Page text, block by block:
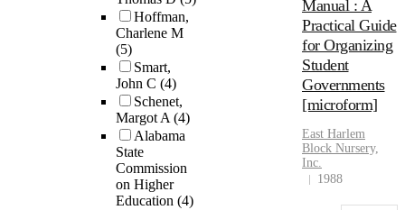
Hoffman,
Charlene M
(5)
Smart,
John C (4)
Schenet,
Margot A(4)
Alabama
State
Commission
on Higher
Education (4)
Manual : A
Practical Guide
for Organizing
Student
Governments
[microform]
East Harlem
Block Nursery,
Inc.
1988